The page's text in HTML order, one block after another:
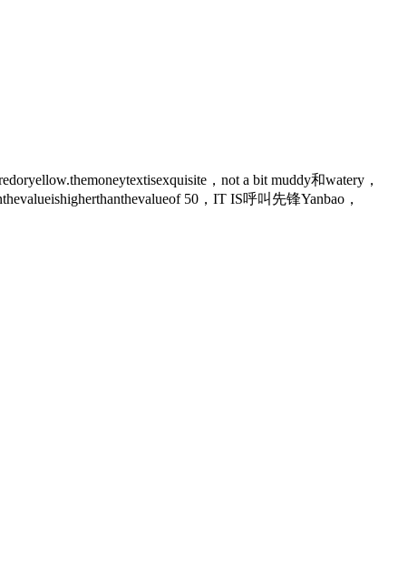
，not a bit muddy和watery，
50，IT IS呼叫先锋Yanbao，